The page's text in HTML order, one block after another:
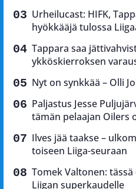
Urheilucast: HIFK,
hyökkääjä tulossa
Tappara saa
ykköskierroksen
Nyt on synkkää – Olli
Paljastus Jesse
tämän pelaajan Oilers
Ilves jää taakse –
toiseen Liiga-seuraan
Tomek Valtonen:
Liigan superkaudelle